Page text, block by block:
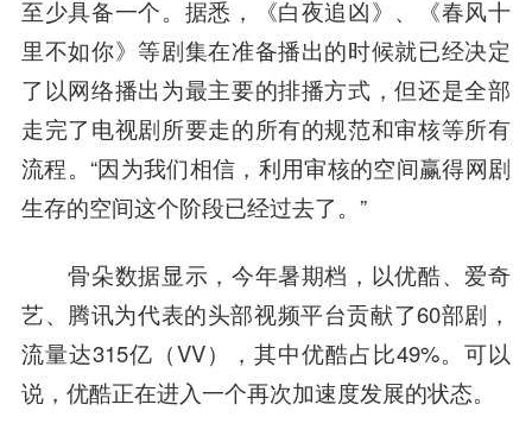
至少具备一个。据悉，《白夜追凶》、《春风十
里不如你》等剧集在准备播出的时候就已经决定
了以网络播出为最主要的排播方式，但还是全部
走完了电视剧所要走的所有的规范和审核等所有
流程。“因为我们相信，利用审核的空间赢得网剧
生存的空间这个阶段已经过去了。”
骨朵数据显示，今年暑期档，以优酷、爱奇
艺、腾讯为代表的头部视频平台贡献了60部剧，
流量达315亿（VV），其中优酷占比49%。可以
说，优酷正在进入一个再次加速度发展的状态。